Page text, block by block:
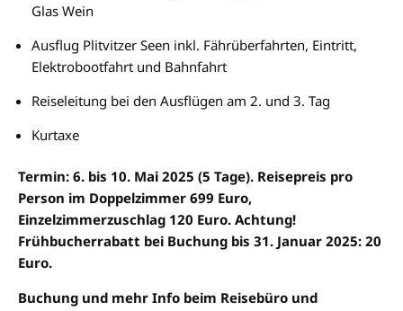
Glas Wein
Ausflug Plitvitzer Seen inkl. Fährüberfahrten, Eintritt,
Elektrobootfahrt und Bahnfahrt
Reiseleitung bei den Ausflügen am 2. und 3. Tag
Kurtaxe
Termin: 6. bis 10. Mai 2025 (5 Tage). Reisepreis pro
Person im Doppelzimmer 699 Euro,
Einzelzimmerzuschlag 120 Euro. Achtung!
Frühbucherrabatt bei Buchung bis 31. Januar 2025: 20
Euro.
Buchung und mehr Info beim Reisebüro und